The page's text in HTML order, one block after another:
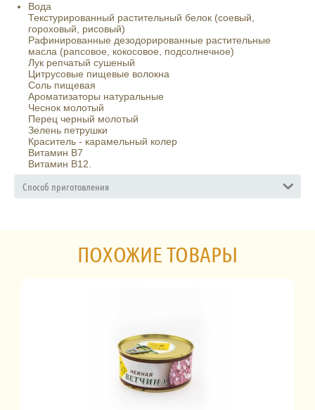
Вода
Текстурированный растительный белок (соевый,
гороховый, рисовый)
Рафинированные дезодорированные растительные
масла (рапсовое, кокосовое, подсолнечное)
Лук репчатый сушеный
Цитрусовые пищевые волокна
Соль пищевая
Ароматизаторы натуральные
Чеснок молотый
Перец черный молотый
Зелень петрушки
Краситель - карамельный колер
Витамин В7
Витамин В12.
Способ приготовления
ПОХОЖИЕ ТОВАРЫ